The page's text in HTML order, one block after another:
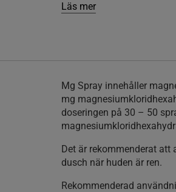
Läs mer
Mg Spray innehåller
mg
doseringen på 30 – 50
Det är rekommenderat att
dusch när huden är ren.
Rekommenderad